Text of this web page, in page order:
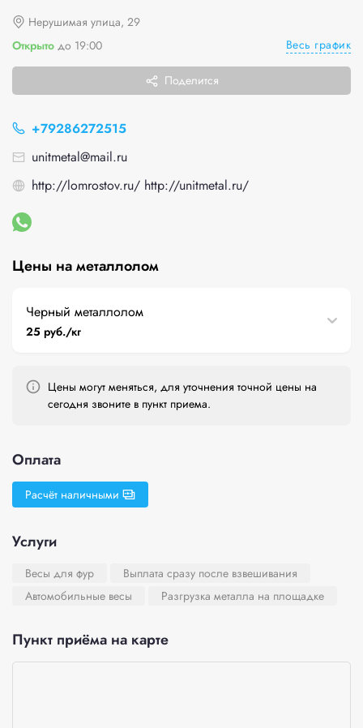
Нерушимая улица, 29
Открыто до 19:00 Весь график
Поделится
+79286272515
unitmetal@mail.ru
http://lomrostov.ru/ http://unitmetal.ru/
Цены на металлолом
Черный металлолом
25 руб./кг
Цены могут меняться, для уточнения точной цены на
сегодня звоните в пункт приема.
Оплата
Расчёт наличными
Услуги
Весы для фур
Выплата сразу после взвешивания
Автомобильные весы
Разгрузка металла на площадке
Пункт приёма на карте